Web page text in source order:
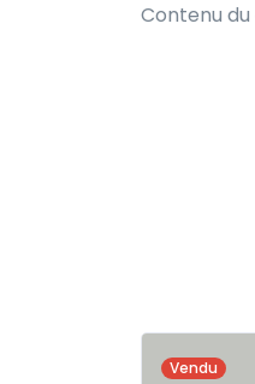
Contenu
Vendu